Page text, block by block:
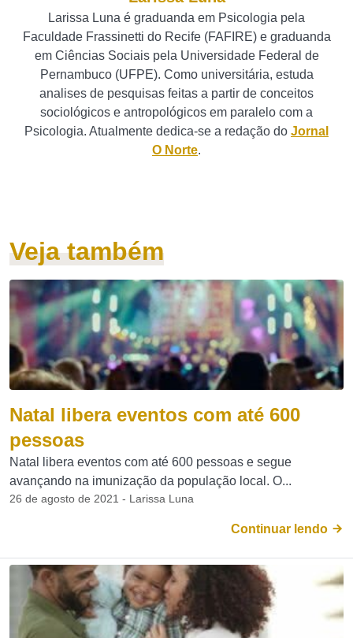
Larissa Luna é graduanda em Psicologia pela
Faculdade Frassinetti do Recife (FAFIRE) e graduanda
em Ciências Sociais pela Universidade Federal de
Pernambuco (UFPE). Como universitária, estuda
analises de pesquisas feitas a partir de conceitos
sociológicos e antropológicos em paralelo com a
Psicologia. Atualmente dedica-se a redação do Jornal
O Norte.
Veja também
Natal libera eventos com até 600
pessoas
Natal libera eventos com até 600 pessoas e segue
avançando na imunização da população local. O...
26 de agosto de 2021 - Larissa Luna
Continuar lendo